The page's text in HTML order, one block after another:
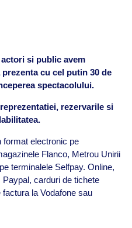
si public avem
cu cel putin 30 de
spectacolului.
rezervarile si
format electronic pe
Flanco, Metrou Unirii
terminalele Selfpay. Online,
Paypal, carduri de tichete
la Vodafone sau